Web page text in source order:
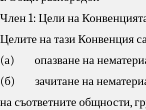
Член 1: Цели на
Целите на тази Конвенция
(а) опазване на
(б) зачитане на
на съответните общности,